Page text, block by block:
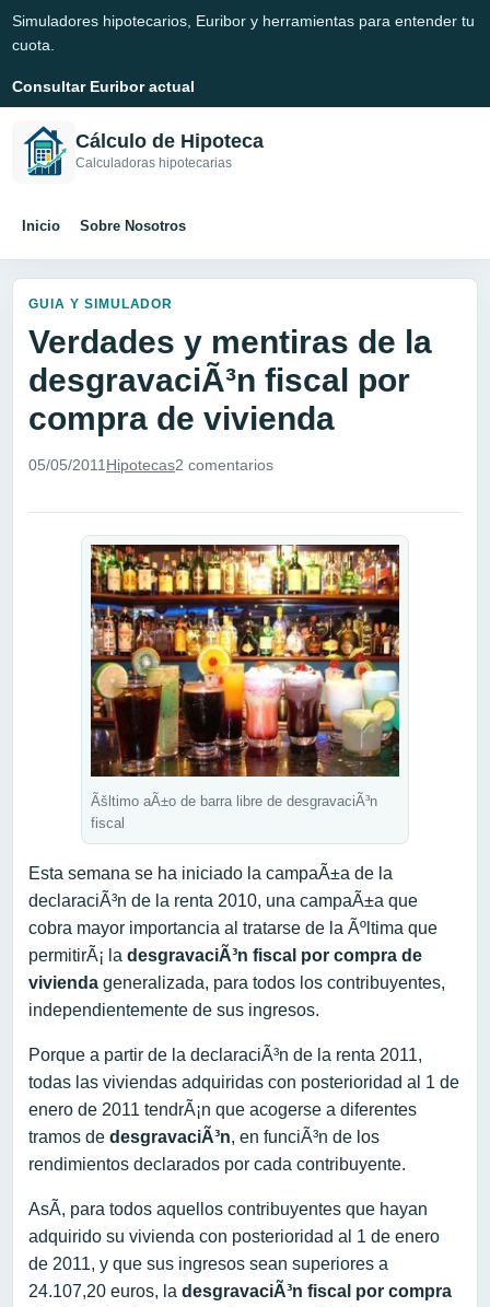
Simuladores hipotecarios, Euribor y herramientas para entender tu
cuota.
Consultar Euribor actual
Cálculo de Hipoteca
Calculadoras hipotecarias
Inicio Sobre Nosotros
GUIA Y SIMULADOR
Verdades y mentiras de la
desgravaciÃ³n fiscal por
compra de vivienda
05/05/2011 Hipotecas2 comentarios
Ãšltimo aÃ±o de barra libre de desgravaciÃ³n
fiscal
Esta semana se ha iniciado la campaÃ±a de la
declaraciÃ³n de la renta 2010, una campaÃ±a que
cobra mayor importancia al tratarse de la Ãºltima que
permitirÃ¡ la desgravaciÃ³n fiscal por compra de
vivienda generalizada, para todos los contribuyentes,
independientemente de sus ingresos.
Porque a partir de la declaraciÃ³n de la renta 2011,
todas las viviendas adquiridas con posterioridad al 1 de
enero de 2011 tendrÃ¡n que acogerse a diferentes
tramos de desgravaciÃ³n, en funciÃ³n de los
rendimientos declarados por cada contribuyente.
AsÃ­, para todos aquellos contribuyentes que hayan
adquirido su vivienda con posterioridad al 1 de enero
de 2011, y que sus ingresos sean superiores a
24.107,20 euros, la desgravaciÃ³n fiscal por compra